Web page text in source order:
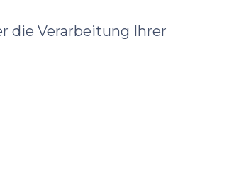
die Verarbeitung Ihrer